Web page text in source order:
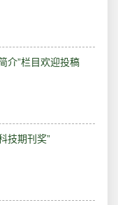
介”栏目欢迎投稿
技期刊奖”